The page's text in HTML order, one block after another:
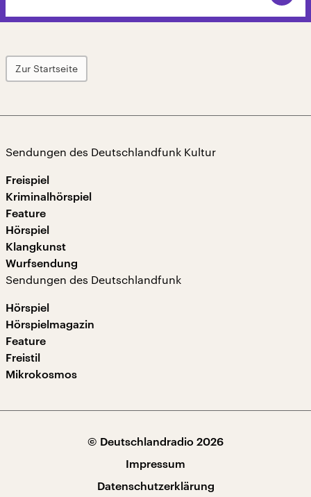
Zur Startseite
Sendungen des Deutschlandfunk Kultur
Freispiel
Kriminalhörspiel
Feature
Hörspiel
Klangkunst
Wurfsendung
Sendungen des Deutschlandfunk
Hörspiel
Hörspielmagazin
Feature
Freistil
Mikrokosmos
© Deutschlandradio 2026
Impressum
Datenschutzerklärung